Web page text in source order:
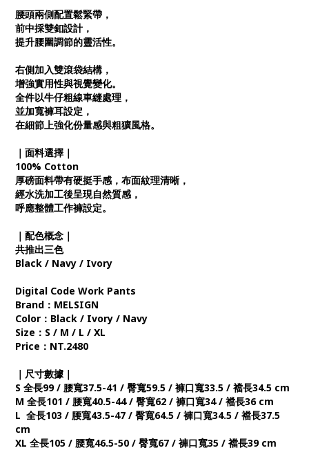
腰頭兩側配置鬆緊帶，
前中採雙釦設計，
提升腰圍調節的靈活性。
右側加入雙滾袋結構，
增強實用性與視覺變化。
全件以牛仔粗線車縫處理，
並加寬褲耳設定，
在細節上強化份量感與粗獷風格。
｜面料選擇｜
100% Cotton
厚磅面料帶有硬挺手感，布面紋理清晰，
經水洗加工後呈現自然質感，
呼應整體工作褲設定。
｜配色概念｜
共推出三色
Black / Navy / Ivory
Digital Code Work Pants
Brand：MELSIGN
Color：Black / Ivory / Navy
Size：S / M / L / XL
Price：NT.2480
｜尺寸數據｜
S 全長99 / 腰寬37.5-41 / 臀寬59.5 / 褲口寬33.5 / 襠長34.5 cm
M 全長101 / 腰寬40.5-44 / 臀寬62 / 褲口寬34 / 襠長36 cm
L 全長103 / 腰寬43.5-47 / 臀寬64.5 / 褲口寬34.5 / 襠長37.5
cm
XL 全長105 / 腰寬46.5-50 / 臀寬67 / 褲口寬35 / 襠長39 cm